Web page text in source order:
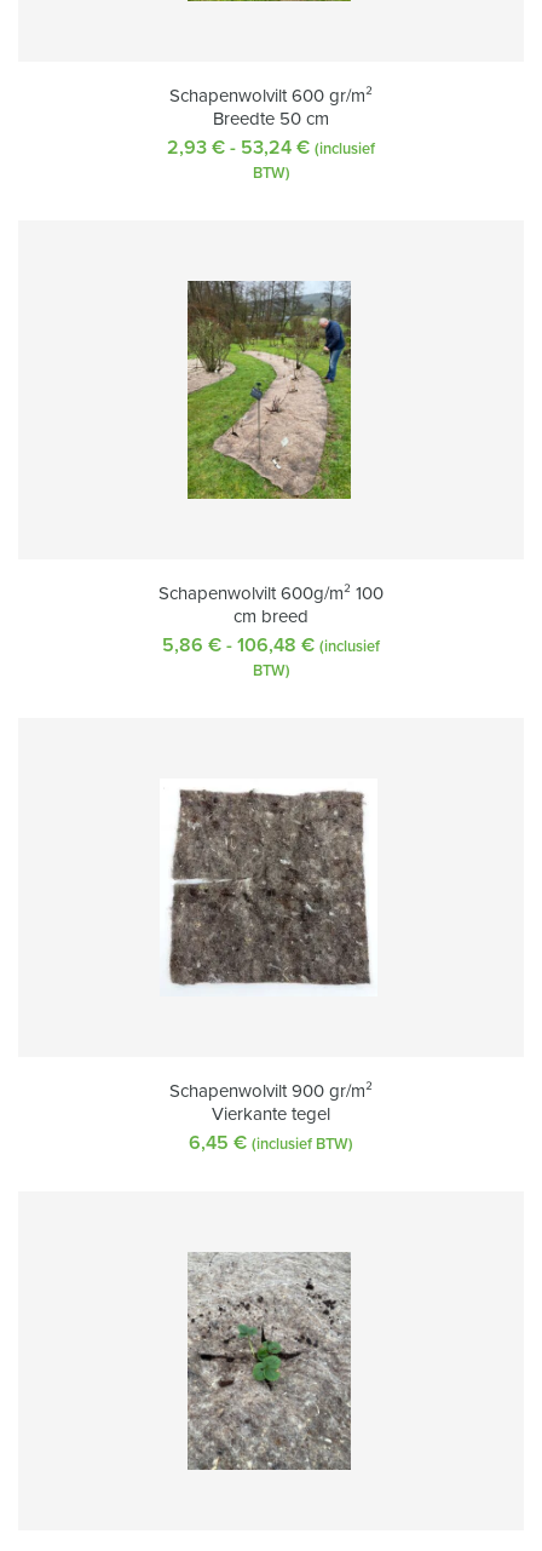
Schapenwolvilt 600 gr/m²
Breedte 50 cm
2,93 € - 53,24 € Prijsklasse:
(inclusief
BTW)
Schapenwolvilt 600g/m² 100
cm breed
5,86 € - 106,48 € Prijsklasse:
(inclusief
BTW)
Schapenwolvilt 900 gr/m²
Vierkante tegel
6,45 € (inclusief BTW)